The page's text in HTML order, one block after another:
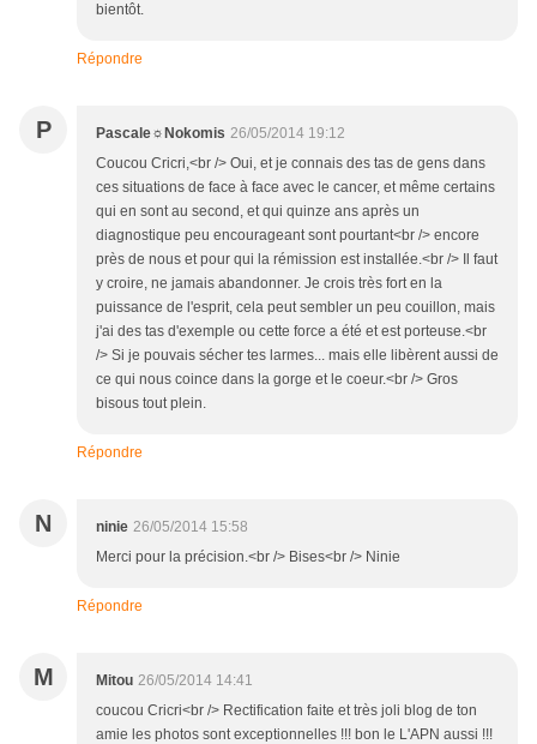
bientôt.
Répondre
P Pascale☼Nokomis 26/05/2014 19:12
Coucou Cricri,<br /> Oui, et je connais des tas de gens dans
ces situations de face à face avec le cancer, et même certains
qui en sont au second, et qui quinze ans après un
diagnostique peu encourageant sont pourtant<br /> encore
près de nous et pour qui la rémission est installée.<br /> Il faut
y croire, ne jamais abandonner. Je crois très fort en la
puissance de l'esprit, cela peut sembler un peu couillon, mais
j'ai des tas d'exemple ou cette force a été et est porteuse.<br
/> Si je pouvais sécher tes larmes... mais elle libèrent aussi de
ce qui nous coince dans la gorge et le coeur.<br /> Gros
bisous tout plein.
Répondre
N ninie 26/05/2014 15:58
Merci pour la précision.<br /> Bises<br /> Ninie
Répondre
M Mitou 26/05/2014 14:41
coucou Cricri<br /> Rectification faite et très joli blog de ton
amie les photos sont exceptionnelles !!! bon le L'APN aussi !!!